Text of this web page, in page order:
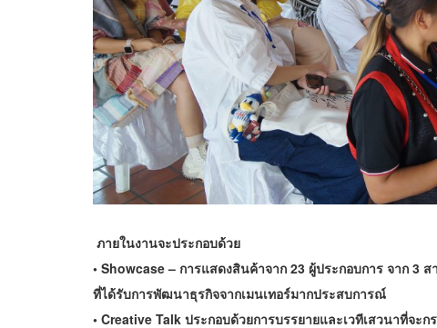
ภายในงานจะประกอบด้วย
• Showcase – การแสดงสินค้าจาก 23 ผู้ประกอบการ จาก 3
ที่ได้รับการพัฒนาธุรกิจจากเมนเทอร์มากประสบการณ์
• Creative Talk ประกอบด้วยการบรรยายและเวทีเสวนาที่จ